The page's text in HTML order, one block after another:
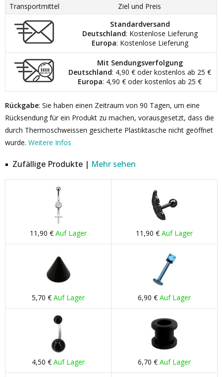
Transportmittel
Ziel und Preis
Standardversand
Deutschland: Kostenlose Lieferung
Europa: Kostenlose Lieferung
Mit Sendungsverfolgung
Deutschland: 4,90 € oder kostenlos ab 25 €
Europa: 4,90 € oder kostenlos ab 25 €
Rückgabe: Sie haben einen Zeitraum von 90 Tagen, um eine
Rücksendung für ein Produkt zu machen, vorausgesetzt, dass die
durch Thermoschweissen gesicherte Plastiktasche nicht geöffnet
wurde. Weitere Infos
Zufällige Produkte | Mehr sehen
11,90 € Auf Lager 11,90 € Auf Lager
5,70 € Auf Lager 6,90 € Auf Lager
4,50 € Auf Lager 6,70 € Auf Lager